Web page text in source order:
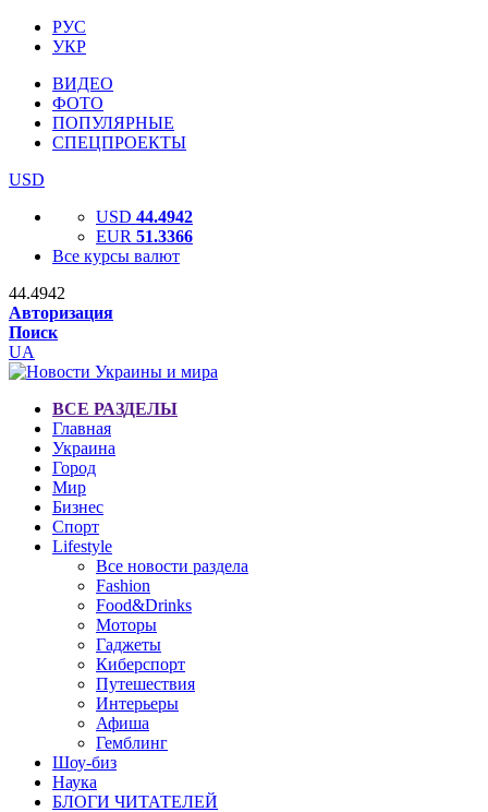
РУС
УКР
ВИДЕО
ФОТО
ПОПУЛЯРНЫЕ
СПЕЦПРОЕКТЫ
USD
USD 44.4942
EUR 51.3366
Все курсы валют
44.4942
Авторизация
Поиск
UA
ВСЕ РАЗДЕЛЫ
Главная
Украина
Город
Мир
Бизнес
Спорт
Lifestyle
Все новости раздела
Fashion
Food&Drinks
Моторы
Гаджеты
Киберспорт
Путешествия
Интерьеры
Афиша
Гемблинг
Шоу-биз
Наука
БЛОГИ ЧИТАТЕЛЕЙ